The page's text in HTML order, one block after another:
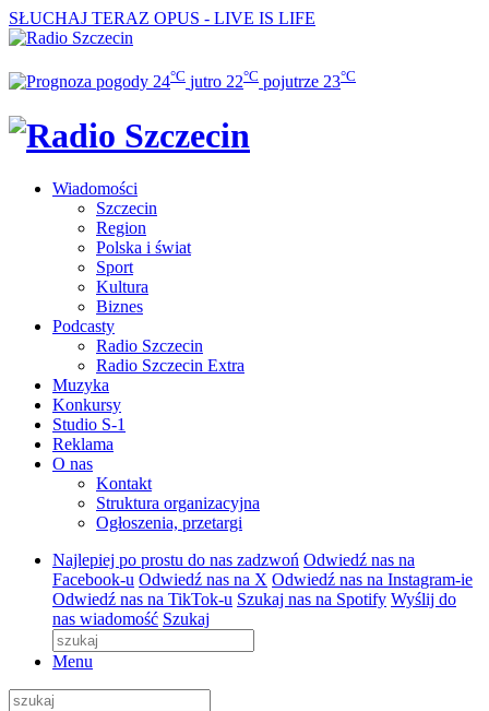
SŁUCHAJ TERAZ OPUS - LIVE IS LIFE
24°C jutro 22°C pojutrze 23°C
Wiadomości
Szczecin
Region
Polska i świat
Sport
Kultura
Biznes
Podcasty
Radio Szczecin
Radio Szczecin Extra
Muzyka
Konkursy
Studio S-1
Reklama
O nas
Kontakt
Struktura organizacyjna
Ogłoszenia, przetargi
Najlepiej po prostu do nas zadzwoń Odwiedź nas na
Facebook-u Odwiedź nas na X Odwiedź nas na Instagram-ie
Odwiedź nas na TikTok-u Szukaj nas na Spotify Wyślij do
nas wiadomość Szukaj
Menu